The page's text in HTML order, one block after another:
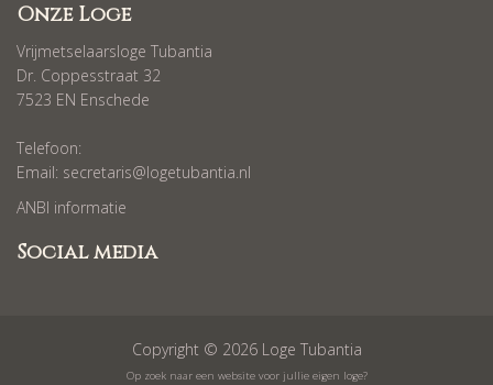
Onze Loge
Vrijmetselaarsloge Tubantia
Dr. Coppesstraat 32
7523 EN Enschede
Telefoon:
Email: secretaris@logetubantia.nl
ANBI informatie
Social media
Copyright © 2026 Loge Tubantia
Op zoek naar een website voor jullie eigen loge?